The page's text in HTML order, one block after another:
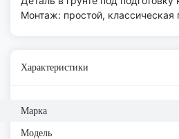
Монтаж: простой, классическая
Характеристики
Марка
Модель